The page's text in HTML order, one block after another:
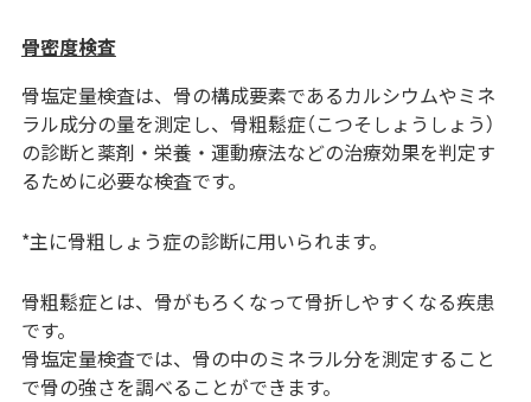
骨密度検査
骨塩定量検査は、骨の構成要素であるカルシウムやミネ
ラル成分の量を測定し、骨粗鬆症（こつそしょうしょう）
の診断と薬剤・栄養・運動療法などの治療効果を判定す
るために必要な検査です。
*主に骨粗しょう症の診断に用いられます。
骨粗鬆症とは、骨がもろくなって骨折しやすくなる疾患
です。
骨塩定量検査では、骨の中のミネラル分を測定すること
で骨の強さを調べることができます。